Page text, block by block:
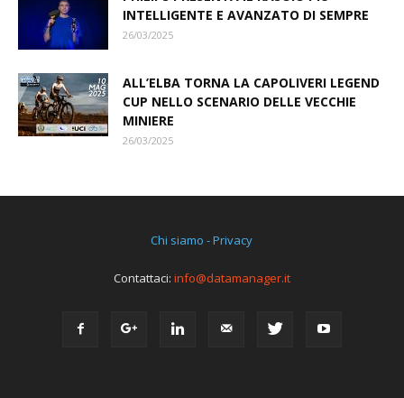
INTELLIGENTE E AVANZATO DI SEMPRE
26/03/2025
ALL’ELBA TORNA LA CAPOLIVERI LEGEND
CUP NELLO SCENARIO DELLE VECCHIE
MINIERE
26/03/2025
Chi siamo - Privacy
Contattaci: info@datamanager.it